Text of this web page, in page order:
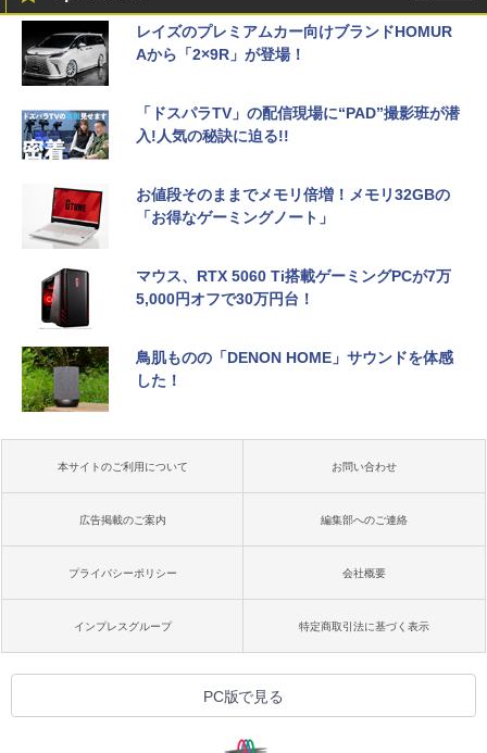
レイズのプレミアムカー向けブランドHOMUR
Aから「2×9R」が登場！
「ドスパラTV」の配信現場に“PAD”撮影班が潜
入!人気の秘訣に迫る!!
お値段そのままでメモリ倍増！メモリ32GBの
「お得なゲーミングノート」
マウス、RTX 5060 Ti搭載ゲーミングPCが7万
5,000円オフで30万円台！
鳥肌ものの「DENON HOME」サウンドを体感
した！
本サイトのご利用について お問い合わせ
広告掲載のご案内 編集部へのご連絡
プライバシーポリシー 会社概要
インプレスグループ 特定商取引法に基づく表示
PC版で見る